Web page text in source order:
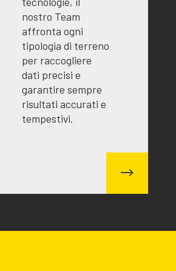
nostro Team
affronta ogni
tipologia di terreno
per raccogliere
dati precisi e
garantire sempre
risultati accurati e
tempestivi.